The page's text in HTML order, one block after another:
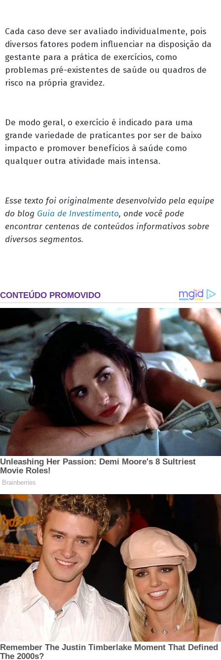
Cada caso deve ser avaliado individualmente, pois
diversos fatores podem influenciar na disposição da
gestante para a prática de exercícios, como
problemas pré-existentes de saúde ou quadros de
risco na própria gravidez.
De modo geral, o exercício é indicado para uma
grande variedade de praticantes por ser de baixo
impacto e promover benefícios à saúde como
qualquer outra atividade mais intensa.
Esse texto foi originalmente desenvolvido pela equipe
do blog Guia de Investimento, onde você pode
encontrar centenas de conteúdos informativos sobre
diversos segmentos.